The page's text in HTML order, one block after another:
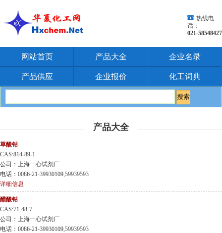
热线电
话：
021-58548427
网站首页 产品大全 企业名录
产品供应 企业报价 化工词典
产品大全
草酸钴
CAS:814-89-1
公司：上海一心试剂厂
电话：0086-21-39930109,59939593
详细信息
醋酸钴
CAS:71-48-7
公司：上海一心试剂厂
电话：0086-21-39930109,59939593